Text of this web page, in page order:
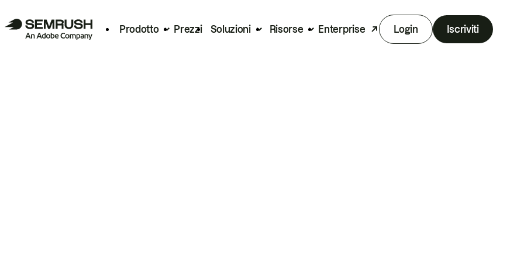
Prodotto Prezzi Soluzioni Risorse Enterprise Login Iscriviti